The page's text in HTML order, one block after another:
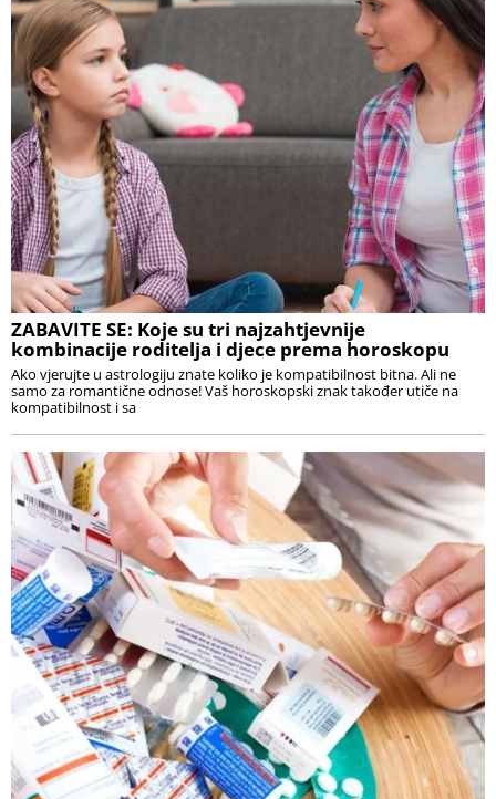
ZABAVITE SE: Koje su tri najzahtjevnije
kombinacije roditelja i djece prema horoskopu
Ako vjerujte u astrologiju znate koliko je kompatibilnost bitna. Ali ne
samo za romantične odnose! Vaš horoskopski znak također utiče na
kompatibilnost i sa